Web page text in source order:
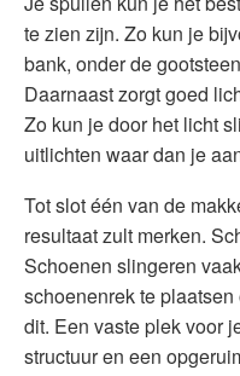
te zien zijn. Zo kun je
bank, onder de
Daarnaast zorgt goed
Zo kun je door het licht
uitlichten waar dan je
Tot slot één van de
resultaat zult merken.
Schoenen slingeren
schoenenrek te
dit. Een vaste plek voor
structuur en een